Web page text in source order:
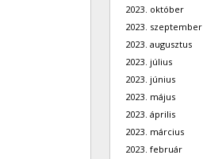
2023. október
2023. szeptember
2023. augusztus
2023. július
2023. június
2023. május
2023. április
2023. március
2023. február